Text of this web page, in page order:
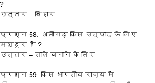
?
उत्तर – बिहार
प्रश्‍न 58. अलीगढ़ किस उत्पाद के लिए
मशहूर है ?
उत्तर – ताले बनाने के लिए
प्रश्‍न 59. किस भारतीय राज्य में